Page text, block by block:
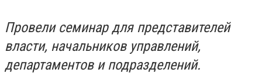
Провели семинар для представителей
власти, начальников управлений,
департаментов и подразделений.